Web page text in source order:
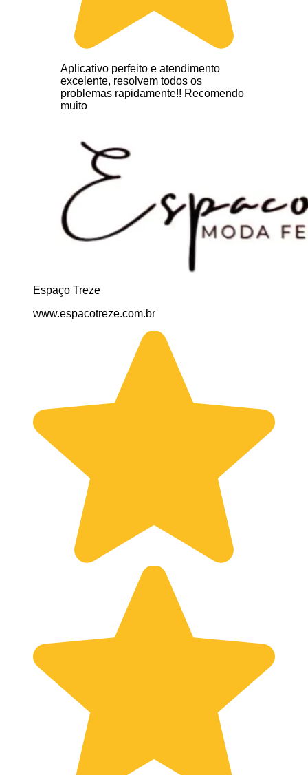
Aplicativo perfeito e atendimento
excelente, resolvem todos os
problemas rapidamente!! Recomendo
muito
Espaço Treze
www.espacotreze.com.br